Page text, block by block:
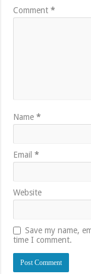
Comment*
Name*
Email*
Website
Save my name,
time I comment.